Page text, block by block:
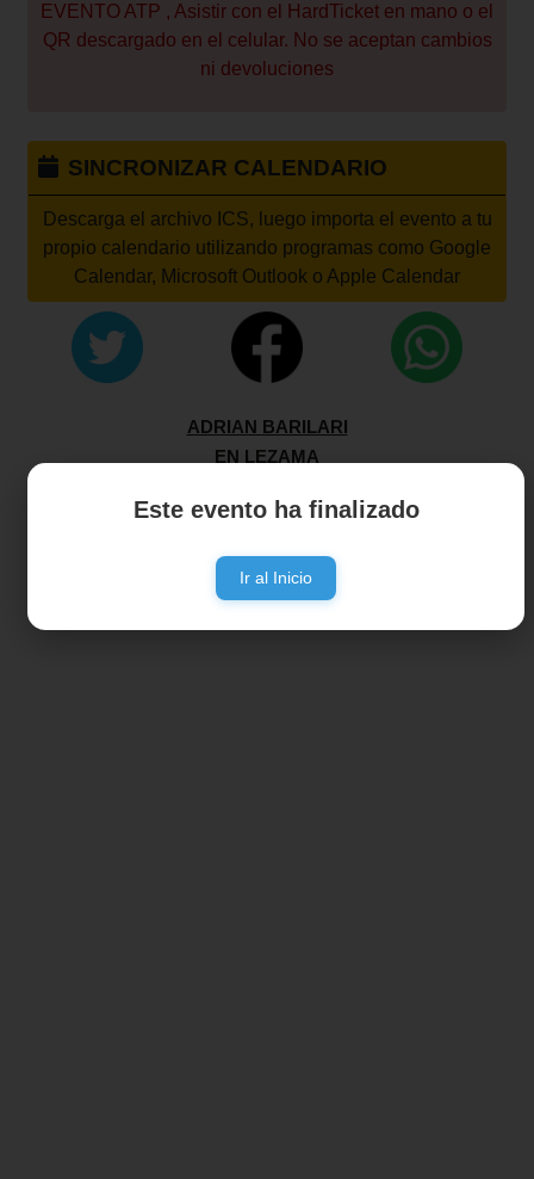
Este evento ha finalizado
Ir al Inicio
EVENTO ATP , Asistir con el HardTicket en mano o el
QR descargado en el celular. No se aceptan cambios
ni devoluciones
SINCRONIZAR CALENDARIO
Descarga el archivo ICS, luego importa el evento a tu
propio calendario utilizando programas como Google
Calendar, Microsoft Outlook o Apple Calendar
ADRIAN BARILARI
EN LEZAMA
www.articket.com.ar
EVENTO APTO TODO PUBLICO